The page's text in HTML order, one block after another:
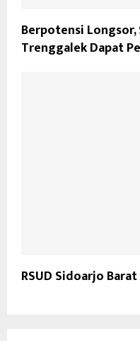
Berpotensi Longsor,
Trenggalek Dapat
RSUD Sidoarjo